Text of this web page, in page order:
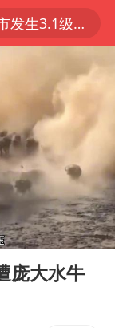
青海海西州茫崖市发生3.1级地震
全月地质图
点更新
万获刑1年
小时警戒线
”读数爆表
费会更低吗
宇树科技王兴兴身家有望超200亿元
03:44
庞大水牛